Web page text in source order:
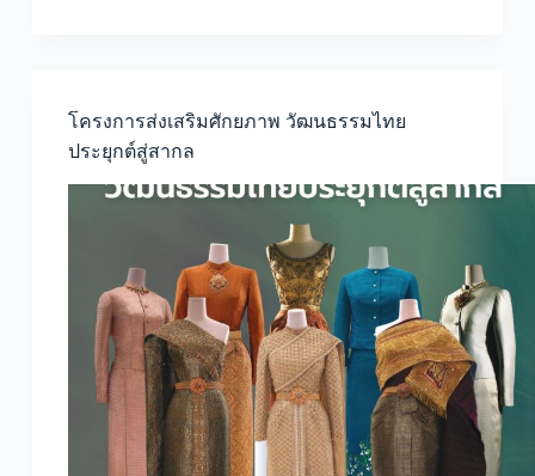
โครงการส่งเสริมศักยภาพ วัฒนธรรมไทย
ประยุกต์สู่สากล